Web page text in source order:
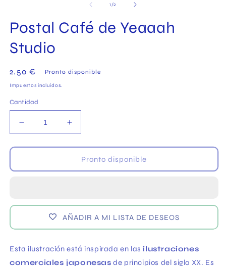
una
ventana
modal
1/de2
Postal Café de Yeaaah
Studio
Precio
habitual
2.50 € Pronto disponible
Impuestos incluidos.
Cantidad
Reducir
cantidad
para
Café
Aumentar
cantidad
para
Postal
Café
Pronto disponible
AÑADIR A MI LISTA DE DESEOS
Esta ilustración está inspirada en las ilustraciones
comerciales japonesas de principios del siglo XX. Es